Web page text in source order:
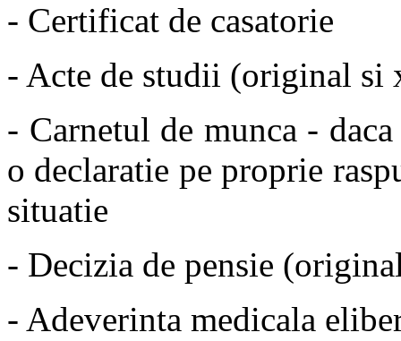
- Certificat de casatorie
- Acte de studii (original si
- Carnetul de munca -
o declaratie pe proprie
situatie
- Decizia de pensie
- Adeverinta medicala